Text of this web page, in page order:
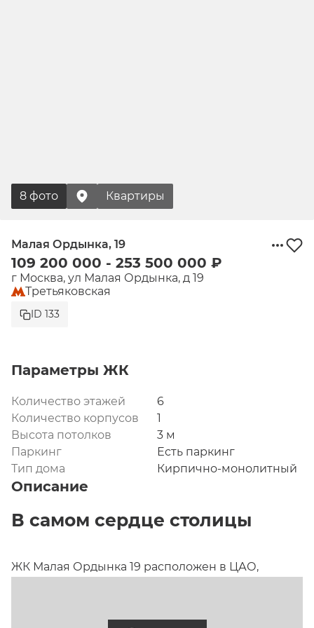
8 фото Квартиры
Малая Ордынка, 19
109 200 000 - 253 500 000 ₽
г Москва, ул Малая Ордынка, д 19
Третьяковская
ID 133
Параметры ЖК
Количество этажей
6
Количество корпусов
1
Высота потолков
3 м
Паркинг
Есть паркинг
Тип дома
Кирпично-монолитный
Описание
В самом сердце столицы
ЖК Малая Ордынка 19 расположен в ЦАО,
исторического центра Москвы, но он укрыт от